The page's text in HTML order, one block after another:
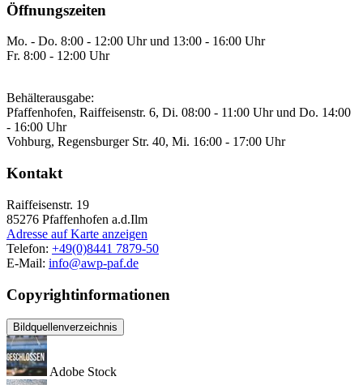
Öffnungszeiten
Mo. - Do. 8:00 - 12:00 Uhr und 13:00 - 16:00 Uhr
Fr. 8:00 - 12:00 Uhr
Behälterausgabe:
Pfaffenhofen, Raiffeisenstr. 6, Di. 08:00 - 11:00 Uhr und Do. 14:00
- 16:00 Uhr
Vohburg, Regensburger Str. 40, Mi. 16:00 - 17:00 Uhr
Kontakt
Raiffeisenstr. 19
85276 Pfaffenhofen a.d.Ilm
Adresse auf Karte anzeigen
Telefon: +49(0)8441 7879-50
E-Mail: info@awp-paf.de
Copyrightinformationen
Bildquellenverzeichnis
Adobe Stock